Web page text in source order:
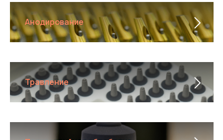
Анодирование
Травление